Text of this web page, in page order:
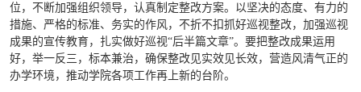
位，不断加强组织领导，认真制定整改方案。以坚决的态度、有力的
措施、严格的标准、务实的作风，不折不扣抓好巡视整改，加强巡视
成果的宣传教育，扎实做好巡视“后半篇文章”。要把整改成果运用
好，举一反三，标本兼治，确保整改见实效见长效，营造风清气正的
办学环境，推动学院各项工作再上新的台阶。